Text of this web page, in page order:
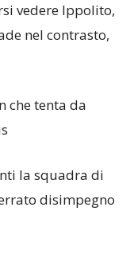
vedere Ippolito,
nel contrasto,
che tenta da
la squadra di
disimpegno